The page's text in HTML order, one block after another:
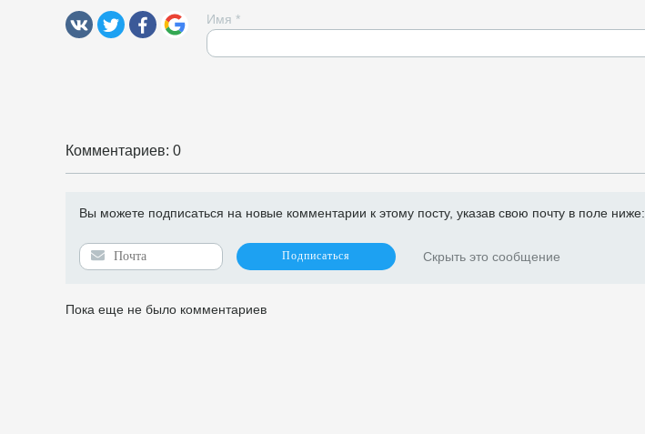
Имя *
Комментариев: 0
Вы можете подписаться на новые комментарии к этому посту, указав свою почту в поле ниже:
Скрыть это сообщение
Пока еще не было комментариев